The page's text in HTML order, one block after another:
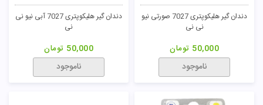
دندان گیر هلیکوپتری 7027 صورتی نیو
نی نی
50,000 تومان
ناموجود
دندان گیر هلیکوپتری 7027 آبی نیو نی
نی
50,000 تومان
ناموجود